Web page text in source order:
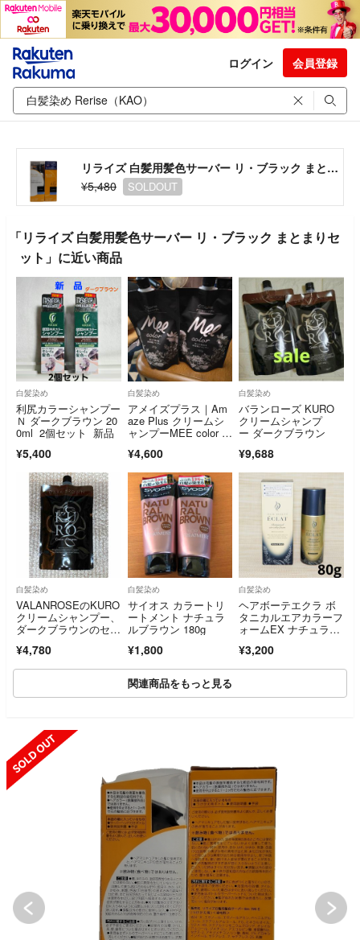
ログイン 会員登録
リライズ 白髪用髪色サーバー リ・ブラック まとまりセット
¥5,480
SOLDOUT
「リライズ 白髪用髪色サーバー リ・ブラック まとまりセ
ット」に近い商品
白髪染め
利尻カラーシャンプー
Ｎ ダークブラウン 20
0ml 2個セット 新品
¥5,400
白髪染め
アメイズプラス｜Am
aze Plus クリームシ
ャンプーMEE color ミ
ブラウン 白髪染めシ
ャンプー …
¥4,600
白髪染め
バランローズ KURO
クリームシャンプ
ー ダークブラウン
¥9,688
白髪染め
VALANROSEのKURO
クリームシャンプー、
ダークブラウンのセッ
ー、コンディショナー
がこれ1本で完了する
¥4,780
白髪染め
サイオス カラートリ
ートメント ナチュラ
ルブラウン 180g
¥1,800
白髪染め
ヘアボーテエクラ ボ
タニカルエアカラーフ
ォームEX ナチュラル
¥3,200
関連商品をもっと見る